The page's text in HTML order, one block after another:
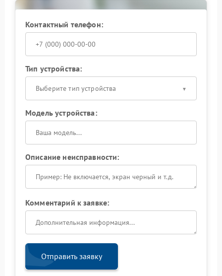
помощи.
Контактный телефон:
Тип устройства:
Выберите тип устройства
Модель устройства:
Описание неисправности:
Комментарий к заявке:
Отправить заявку